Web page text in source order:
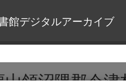
館デジタルアーカイブ